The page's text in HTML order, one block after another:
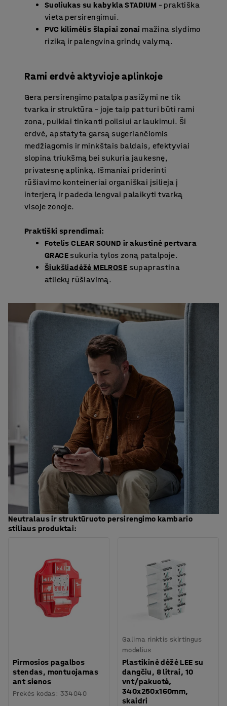
Suoliukas su kabykla STADIUM – praktiška
vieta persirengimui.
PVC kilimėlis šlapiai zonai mažina slydimo
riziką ir palengvina grindų valymą.
Rami erdvė aktyvioje aplinkoje
Gera persirengimo patalpa pasižymi ne tik
tvarka ir struktūra – joje taip pat turi būti rami
zona, puikiai tinkanti poilsiui ar laukimui. Ši
erdvė, apstatyta garsą sugeriančiomis
medžiagomis ir minkštais baldais, efektyviai
slopina triukšmą bei sukuria jaukesnę,
privatesnę aplinką. Išmaniai priderinti
rūšiavimo konteineriai organiškai įsilieja į
interjerą ir padeda lengvai palaikyti tvarką
visoje zonoje.
Praktiški sprendimai:
Fotelis CLEAR SOUND ir akustinė pertvara
GRACE sukuria tylos zoną patalpoje.
Šiukšliadėžė MELROSE supaprastina
atliekų rūšiavimą.
Neutralaus ir struktūruoto persirengimo kambario
stiliaus produktai:
Pirmosios pagalbos
stendas, montuojamas
ant sienos
Prekės kodas : 334040
Galima rinktis skirtingus
modelius
Plastikinė dėžė LEE su
dangčiu, 8 litrai, 10
vnt/pakuotė,
340x250x160mm,
skaidri